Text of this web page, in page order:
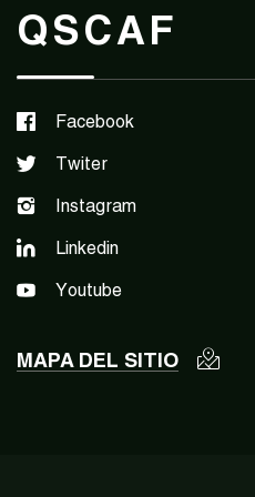
QSCAF
Facebook
Twiter
Instagram
Linkedin
Youtube
MAPA DEL SITIO